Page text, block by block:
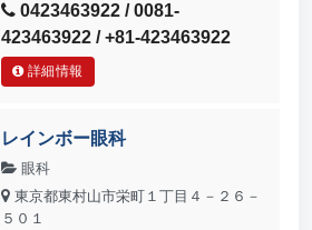
0423463922 / 0081-
423463922 / +81-423463922
詳細情報
レインボー眼科
眼科
東京都東村山市栄町１丁目４－２６－
５０１